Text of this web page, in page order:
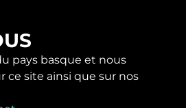
pays basque et nous
ce site ainsi que sur nos